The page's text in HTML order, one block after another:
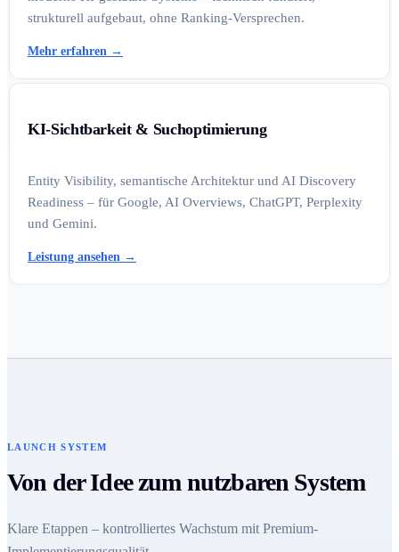
strukturell aufgebaut, ohne Ranking-Versprechen.
Mehr erfahren →
KI-Sichtbarkeit & Suchoptimierung
Entity Visibility, semantische Architektur und AI Discovery
Readiness – für Google, AI Overviews, ChatGPT, Perplexity
und Gemini.
Leistung ansehen →
LAUNCH SYSTEM
Von der Idee zum nutzbaren System
Klare Etappen – kontrolliertes Wachstum mit Premium-